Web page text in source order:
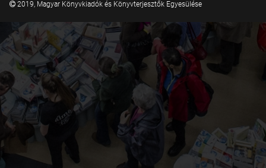
2019, Magyar Könyvkiadók és Könyvterjesztők Egyesülése